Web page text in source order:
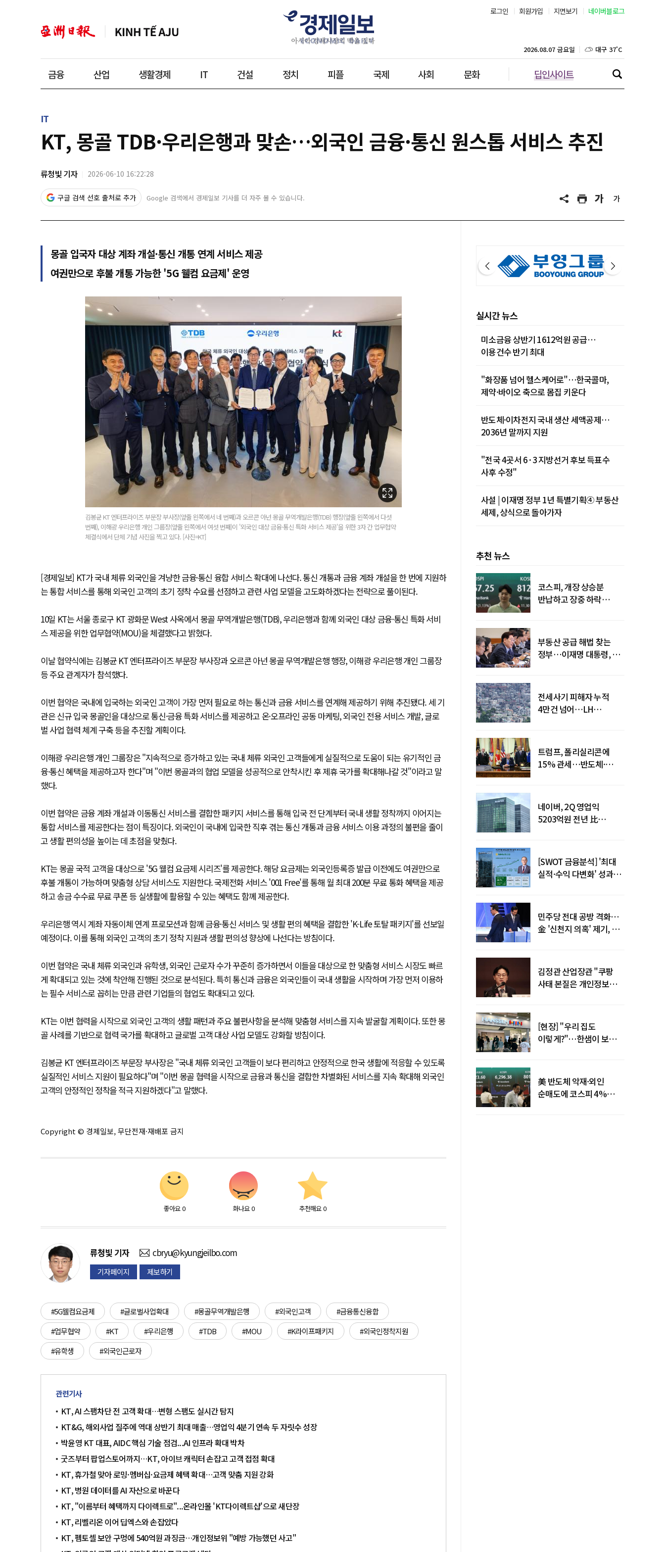
로그인 회원가입 지면보기 네이버블로그
금융 산업 생활경제 IT 건설 정치 피플 국제 사회 문화 딥인사이트
2026.08.07 금요일 대구 37˚C
인천 31˚C
울산 33˚C
제주 31˚C
IT
KT, 몽골 TDB·우리은행과 맞손…외국인 금융·통신 원스톱 서비스 추진
류청빛 기자 2026-06-10 16:22:28
구글 검색 선호 출처로 추가 Google 검색에서 경제일보 기사를 더 자주 볼 수 있습니다.
몽골 입국자 대상 계좌 개설·통신 개통 연계 서비스 제공
여권만으로 후불 개통 가능한 '5G 웰컴 요금제' 운영
김봉균 KT 엔터프라이즈 부문장 부사장(앞줄 왼쪽에서 네 번째)과 오르콘 아넌 몽골 무역개발은행(TDB) 행장(앞줄 왼쪽에서 다섯
번째), 이해광 우리은행 개인 그룹장(앞줄 왼쪽에서 여섯 번째)이 '외국인 대상 금융·통신 특화 서비스 제공'을 위한 3자 간 업무협약
체결식에서 단체 기념 사진을 찍고 있다. [사진=KT]
[경제일보] KT가 국내 체류 외국인을 겨냥한 금융·통신 융합 서비스 확대에 나선다. 통신 개통과 금융 계좌 개설을 한 번에 지원하
는 통합 서비스를 통해 외국인 고객의 초기 정착 수요를 선점하고 관련 사업 모델을 고도화하겠다는 전략으로 풀이된다.
10일 KT는 서울 종로구 KT 광화문 West 사옥에서 몽골 무역개발은행(TDB), 우리은행과 함께 외국인 대상 금융·통신 특화 서비
스 제공을 위한 업무협약(MOU)을 체결했다고 밝혔다.
이날 협약식에는 김봉균 KT 엔터프라이즈 부문장 부사장과 오르콘 아넌 몽골 무역개발은행 행장, 이해광 우리은행 개인 그룹장
등 주요 관계자가 참석했다.
이번 협약은 국내에 입국하는 외국인 고객이 가장 먼저 필요로 하는 통신과 금융 서비스를 연계해 제공하기 위해 추진됐다. 세 기
관은 신규 입국 몽골인을 대상으로 통신·금융 특화 서비스를 제공하고 온·오프라인 공동 마케팅, 외국인 전용 서비스 개발, 글로
벌 사업 협력 체계 구축 등을 추진할 계획이다.
이해광 우리은행 개인 그룹장은 "지속적으로 증가하고 있는 국내 체류 외국인 고객들에게 실질적으로 도움이 되는 유기적인 금
융·통신 혜택을 제공하고자 한다"며 "이번 몽골과의 협업 모델을 성공적으로 안착시킨 후 제휴 국가를 확대해나갈 것"이라고 말
했다.
이번 협약은 금융 계좌 개설과 이동통신 서비스를 결합한 패키지 서비스를 통해 입국 전 단계부터 국내 생활 정착까지 이어지는
통합 서비스를 제공한다는 점이 특징이다. 외국인이 국내에 입국한 직후 겪는 통신 개통과 금융 서비스 이용 과정의 불편을 줄이
고 생활 편의성을 높이는 데 초점을 맞췄다.
KT는 몽골 국적 고객을 대상으로 '5G 웰컴 요금제 시리즈'를 제공한다. 해당 요금제는 외국인등록증 발급 이전에도 여권만으로
후불 개통이 가능하며 맞춤형 상담 서비스도 지원한다. 국제전화 서비스 '001 Free'를 통해 월 최대 200분 무료 통화 혜택을 제공
하고 송금 수수료 무료 쿠폰 등 실생활에 활용할 수 있는 혜택도 함께 제공한다.
우리은행 역시 계좌 자동이체 연계 프로모션과 함께 금융·통신 서비스 및 생활 편의 혜택을 결합한 'K-Life 토탈 패키지'를 선보일
예정이다. 이를 통해 외국인 고객의 초기 정착 지원과 생활 편의성 향상에 나선다는 방침이다.
이번 협약은 국내 체류 외국인과 유학생, 외국인 근로자 수가 꾸준히 증가하면서 이들을 대상으로 한 맞춤형 서비스 시장도 빠르
게 확대되고 있는 것에 착안해 진행된 것으로 분석된다. 특히 통신과 금융은 외국인들이 국내 생활을 시작하며 가장 먼저 이용하
는 필수 서비스로 꼽히는 만큼 관련 기업들의 협업도 확대되고 있다.
KT는 이번 협력을 시작으로 외국인 고객의 생활 패턴과 주요 불편사항을 분석해 맞춤형 서비스를 지속 발굴할 계획이다. 또한 몽
골 사례를 기반으로 협력 국가를 확대하고 글로벌 고객 대상 사업 모델도 강화할 방침이다.
김봉균 KT 엔터프라이즈 부문장 부사장은 "국내 체류 외국인 고객들이 보다 편리하고 안정적으로 한국 생활에 적응할 수 있도록
실질적인 서비스 지원이 필요하다"며 "이번 몽골 협력을 시작으로 금융과 통신을 결합한 차별화된 서비스를 지속 확대해 외국인
고객의 안정적인 정착을 적극 지원하겠다"고 말했다.
Copyright © 경제일보, 무단전재·재배포 금지
좋아요 0 화나요 0 추천해요 0
류청빛 기자 cbryu@kyungjeilbo.com
기자페이지 제보하기
#5G웰컴요금제 #글로벌사업확대 #몽골무역개발은행 #외국인고객
#금융통신융합
#업무협약
#KT #우리은행 #TDB #MOU #K라이프패키지
#외국인정착지원
#유학생
#외국인근로자
관련기사
KT, AI 스팸차단 전 고객 확대…변형 스팸도 실시간 탐지
KT&G, 해외사업 질주에 역대 상반기 최대 매출…영업익 4분기 연속 두 자릿수 성장
박윤영 KT 대표, AIDC 핵심 기술 점검...AI 인프라 확대 박차
굿즈부터 팝업스토어까지…KT, 아이브 캐릭터 손잡고 고객 접점 확대
KT, 휴가철 맞아 로밍·멤버십·요금제 혜택 확대…고객 맞춤 지원 강화
KT, 병원 데이터를 AI 자산으로 바꾼다
KT, "이름부터 혜택까지 다이렉트로"...온라인몰 'KT다이렉트샵'으로 새단장
KT, 리벨리온 이어 딥엑스와 손잡았다
KT, 펨토셀 보안 구멍에 540억원 과징금…개인정보위 "예방 가능했던 사고"
실시간 뉴스
미소금융 상반기 1612억원 공급…
이용건수 반기 최대
"화장품 넘어 헬스케어로"…한국콜마,
제약·바이오 축으로 몸집 키운다
반도체·이차전지 국내 생산 세액공제…
2036년 말까지 지원
"전국 4곳서 6·3 지방선거 후보 득표수
사후 수정"
사설 | 이재명 정부 1년 특별기획④ 부동산
세제, 상식으로 돌아가자
추천 뉴스
코스피, 개장 상승분
반납하고 장중 하락
부동산 공급 해법 찾는
정부…이재명 대통령, 2차
전세사기 피해자 누적
4만건 넘어…LH
트럼프, 폴리실리콘에
15% 관세…반도체·
네이버, 2Q 영업익
5203억원 전년 比
[SWOT 금융분석] '최대
실적·수익 다변화' 성과…
민주당 전대 공방 격화…
金 '신천지 의혹' 제기, 鄭
김정관 산업장관 "쿠팡
사태 본질은 개인정보
[현장] "우리 집도
이렇게?"…한샘이 보여준
美 반도체 악재·외인
순매도에 코스피 4%